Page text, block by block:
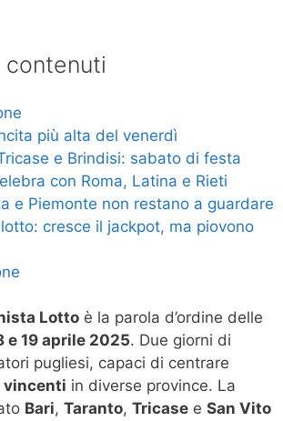
contenuti
più alta del venerdì
e Brindisi: sabato di festa
con Roma, Latina e Rieti
e Piemonte non restano a guardare
cresce il jackpot, ma piovono
Lotto è la parola d’ordine delle
e 19 aprile 2025. Due giorni di
pugliesi, capaci di centrare
vincenti in diverse province. La
Bari, Taranto, Tricase e San Vito